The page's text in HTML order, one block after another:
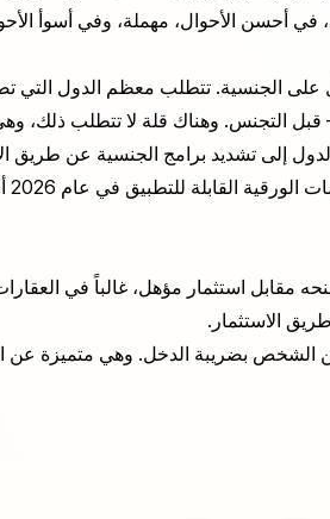
في أحسن الأحوال، مهملة، وفي أسوأ
الجنسية. تتطلب معظم الدول التي
التجنس. وهناك قلة لا تتطلب ذلك،
إلى تشديد برامج الجنسية عن طريق
مقابل استثمار مؤهل، غالباً في
الاستثمار.
الشخص بضريبة الدخل. وهي متميزة عن